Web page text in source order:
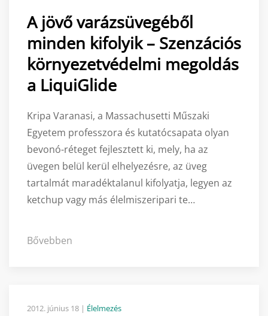
A jövő varázsüvegéből
minden kifolyik – Szenzációs
környezetvédelmi megoldás
a LiquiGlide
Kripa Varanasi, a Massachusetti Műszaki
Egyetem professzora és kutatócsapata olyan
bevonó-réteget fejlesztett ki, mely, ha az
üvegen belül kerül elhelyezésre, az üveg
tartalmát maradéktalanul kifolyatja, legyen az
ketchup vagy más élelmiszeripari te…
Bővebben
2012. június 18 | Élelmezés